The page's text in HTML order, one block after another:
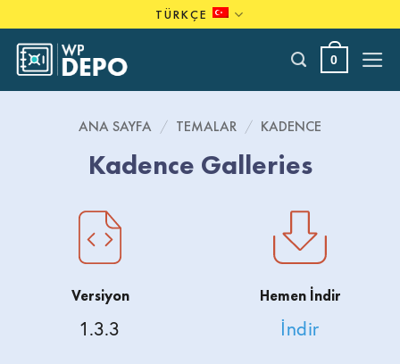
to
content
TÜRKÇE
0
ANA SAYFA / TEMALAR / KADENCE
Kadence Galleries
Versiyon
1.3.3
Hemen İndir
İndir